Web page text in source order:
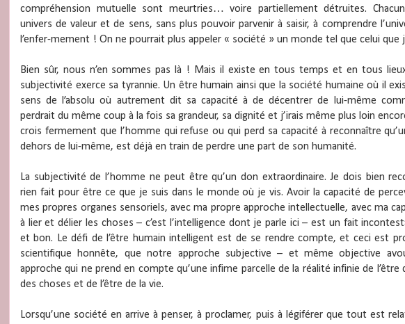
compréhension mutuelle sont meurtries… voire partiellement détruites.
univers de valeur et de sens, sans plus pouvoir parvenir à saisir, à comprendre
l’enfer-mement ! On ne pourrait plus appeler « société » un monde tel que celui que
Bien sûr, nous n’en sommes pas là ! Mais il existe en tous temps et en tous
subjectivité exerce sa tyrannie. Un être humain ainsi que la société humaine où il
sens de l’absolu où autrement dit sa capacité à de décentrer de lui-même
perdrait du même coup à la fois sa grandeur, sa dignité et j’irais même plus loin
crois fermement que l’homme qui refuse ou qui perd sa capacité à reconnaître
dehors de lui-même, est déjà en train de perdre une part de son humanité.
La subjectivité de l’homme ne peut être qu’un don extraordinaire. Je dois bien
rien fait pour être ce que je suis dans le monde où je vis. Avoir la capacité de
mes propres organes sensoriels, avec ma propre approche intellectuelle, avec ma
à lier et délier les choses – c’est l’intelligence dont je parle ici – est un fait
et bon. Le défi de l’être humain intelligent est de se rendre compte, et ceci est
scientifique honnête, que notre approche subjective – et même objective
approche qui ne prend en compte qu’une infime parcelle de la réalité infinie de l’être
des choses et de l’être de la vie.
Lorsqu’une société en arrive à penser, à proclamer, puis à légiférer que tout est